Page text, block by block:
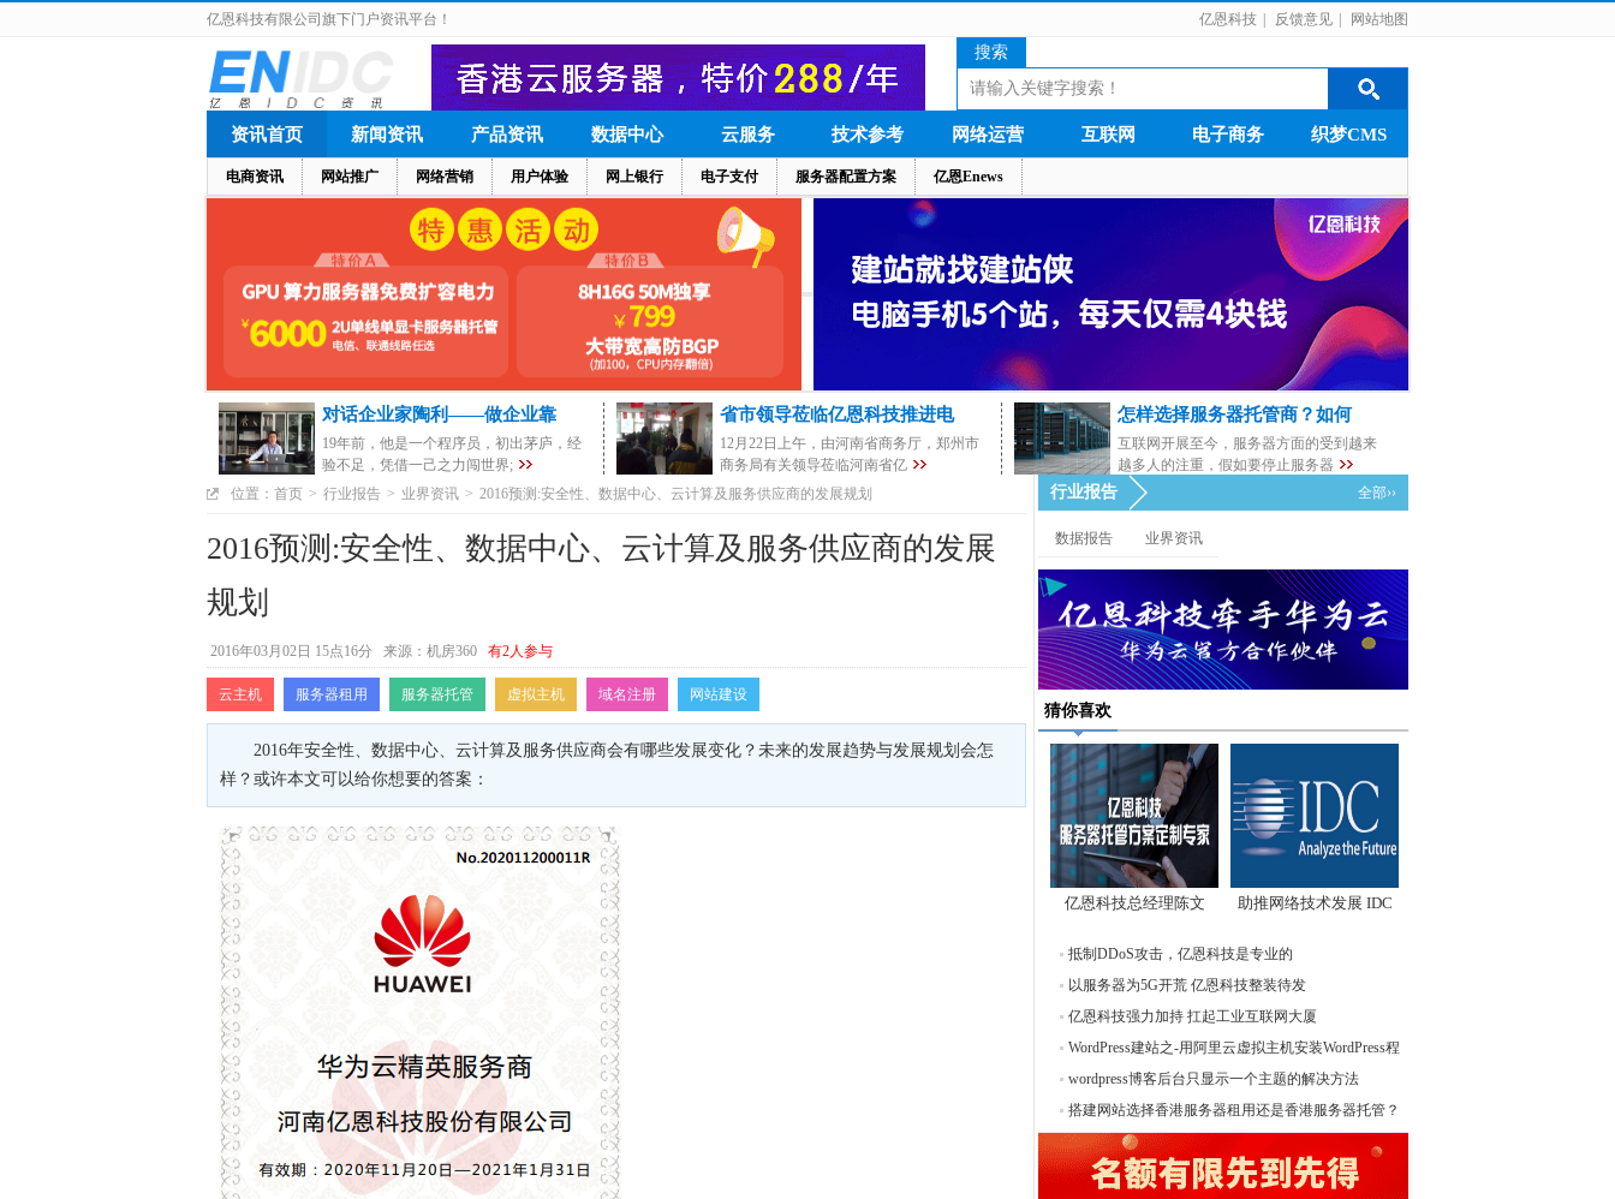
亿恩科技 反馈意见 网站地图
亿恩科技有限公司旗下门户资讯平台！
搜索
资讯首页
电商资讯 网站推广 网络营销 用户体验 网上银行 电子支付 服务器配置方案 亿恩Enews
新闻资讯 产品资讯 数据中心 云服务 技术参考 网络运营 互联网 电子商务 织梦CMS
对话企业家陶利——做企业靠
19年前，他是一个程序员，初出茅庐，经
验不足，凭借一己之力闯世界;
省市领导莅临亿恩科技推进电
12月22日上午，由河南省商务厅，郑州市
商务局有关领导莅临河南省亿
怎样选择服务器托管商？如何
互联网开展至今，服务器方面的受到越来
越多人的注重，假如要停止服务器
位置： 首页 > 行业报告 > 业界资讯 > 2016预测:安全性、数据中心、云计算及服务供应商的发展规划
2016预测:安全性、数据中心、云计算及服务供应商的发展
规划
2016年03月02日 15点16分 来源：机房360 有2人参与
云主机 服务器租用 服务器托管 虚拟主机 域名注册 网站建设
2016年安全性、数据中心、云计算及服务供应商会有哪些发展变化？未来的发展趋势与发展规划会怎
样？或许本文可以给你想要的答案：
行业报告 全部››
数据报告 业界资讯
猜你喜欢
亿恩科技总经理陈文
先
助推网络技术发展 IDC
抵制DDoS攻击，亿恩科技是专业的
以服务器为5G开荒 亿恩科技整装待发
亿恩科技强力加持 扛起工业互联网大厦
WordPress建站之-用阿里云虚拟主机安装WordPress程
序！
wordpress博客后台只显示一个主题的解决方法
搭建网站选择香港服务器租用还是香港服务器托管？